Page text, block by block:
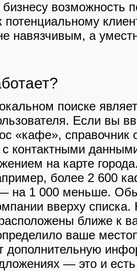
возможность
потенциальному
навязчивым, а
поиске
Если вы
«кафе», справочник
с контактными
на карте
более 2 600
— на 1 000 меньше.
вверху
ближе к
ваше
дополнительную
— это и